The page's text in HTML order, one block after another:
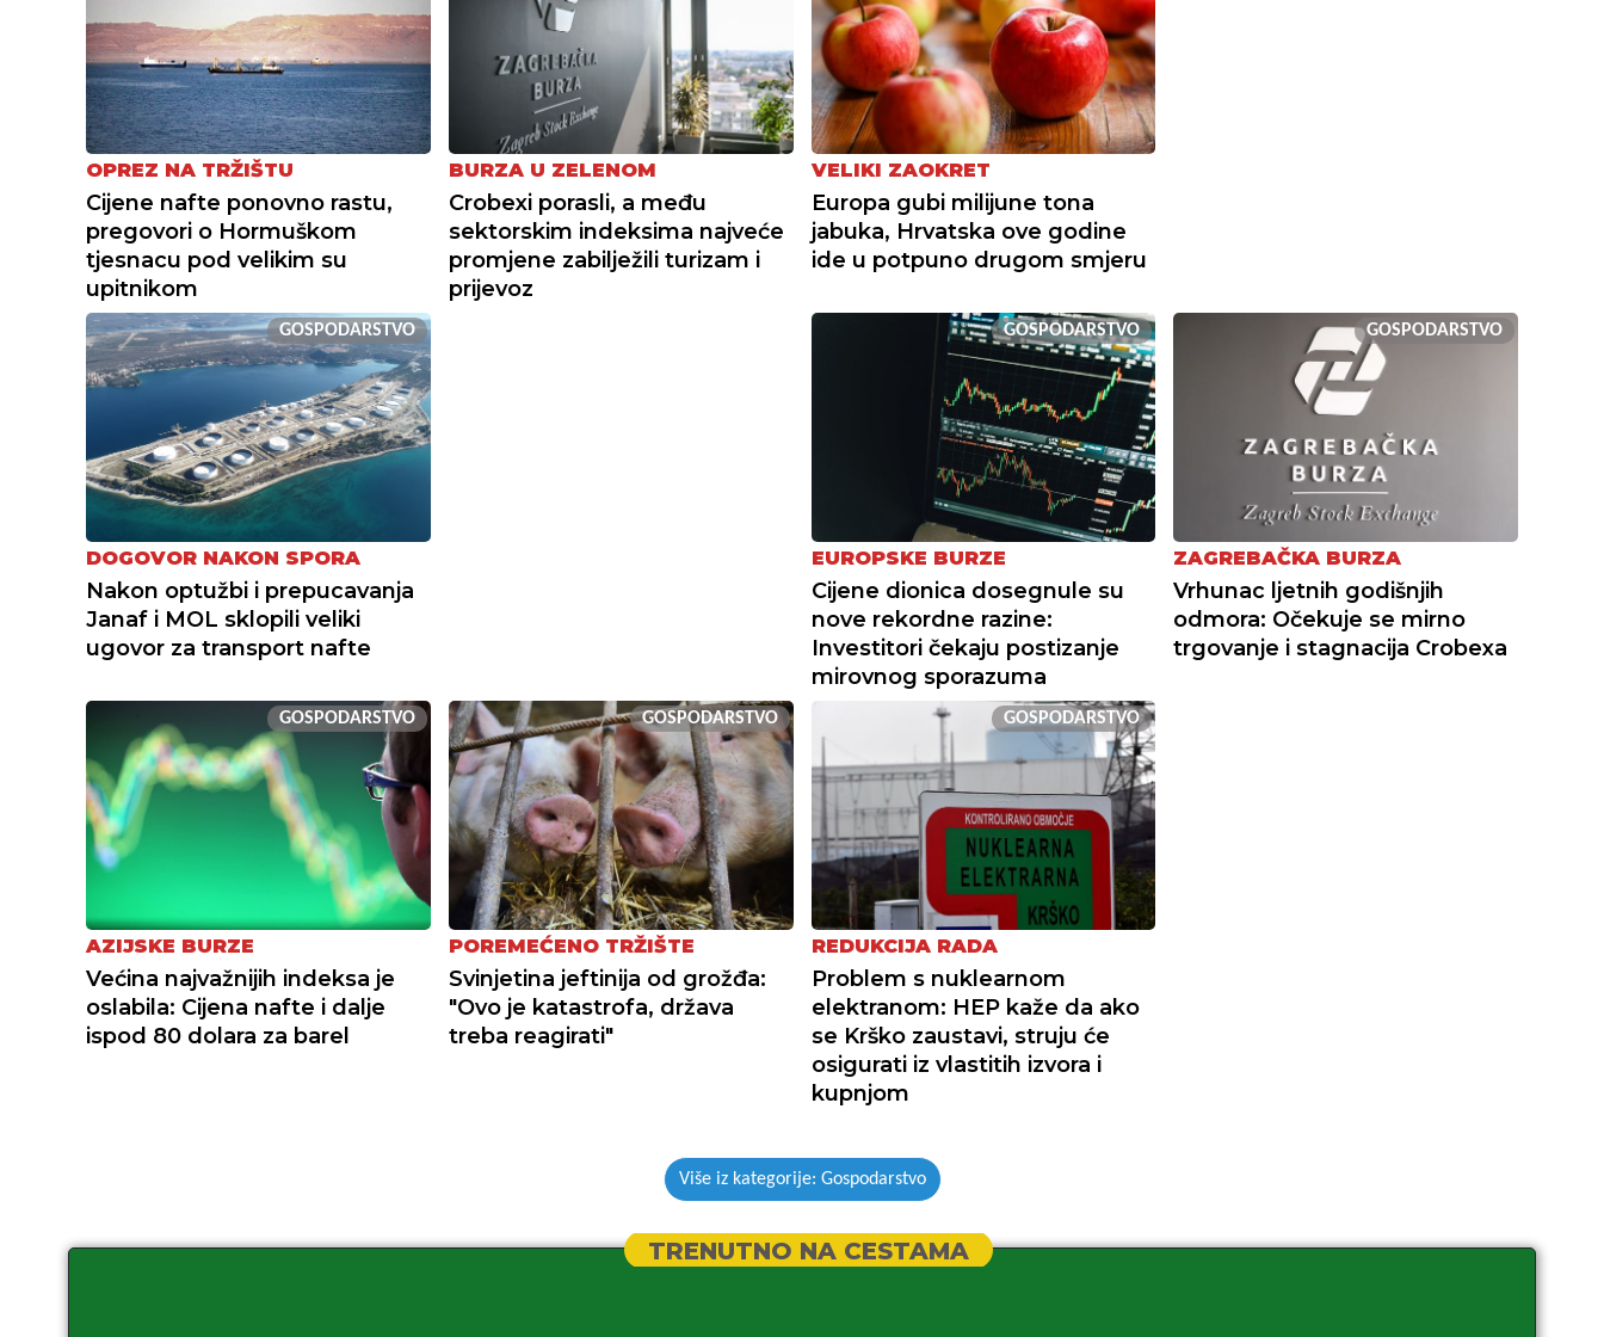
OPREZ NA TRŽIŠTU
Cijene nafte ponovno rastu,
pregovori o Hormuškom
tjesnacu pod velikim su
upitnikom
BURZA U ZELENOM
Crobexi porasli, a među
sektorskim indeksima najveće
promjene zabilježili turizam i
prijevoz
VELIKI ZAOKRET
Europa gubi milijune tona
jabuka, Hrvatska ove godine
ide u potpuno drugom smjeru
GOSPODARSTVO
DOGOVOR NAKON SPORA
Nakon optužbi i prepucavanja
Janaf i MOL sklopili veliki
ugovor za transport nafte
GOSPODARSTVO
EUROPSKE BURZE
Cijene dionica dosegnule su
nove rekordne razine:
Investitori čekaju postizanje
mirovnog sporazuma
GOSPODARSTVO
ZAGREBAČKA BURZA
Vrhunac ljetnih godišnjih
odmora: Očekuje se mirno
trgovanje i stagnacija Crobexa
GOSPODARSTVO
AZIJSKE BURZE
Većina najvažnijih indeksa je
oslabila: Cijena nafte i dalje
ispod 80 dolara za barel
GOSPODARSTVO
POREMEĆENO TRŽIŠTE
Svinjetina jeftinija od grožđa:
"Ovo je katastrofa, država
treba reagirati"
GOSPODARSTVO
REDUKCIJA RADA
Problem s nuklearnom
elektranom: HEP kaže da ako
se Krško zaustavi, struju će
osigurati iz vlastitih izvora i
kupnjom
Više iz kategorije: Gospodarstvo
TRENUTNO NA CESTAMA